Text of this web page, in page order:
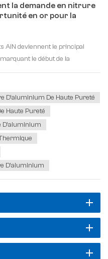
la demande en nitrure
en or pour la
AlN deviennent le principal
le début de la
modules optiques haute
mond...
D'aluminium De Haute Pureté
Haute Pureté
D'aluminium
D'aluminium